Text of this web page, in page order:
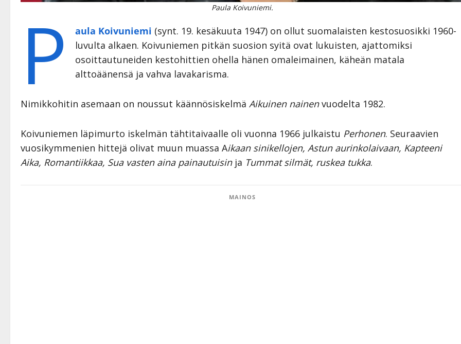
Paula Koivuniemi.
P aula Koivuniemi (synt. 19. kesäkuuta 1947) on ollut suomalaisten kestosuosikki 1960-
luvulta alkaen. Koivuniemen pitkän suosion syitä ovat lukuisten, ajattomiksi
osoittautuneiden kestohittien ohella hänen omaleimainen, käheän matala
alttoäänensä ja vahva lavakarisma.
Nimikkohitin asemaan on noussut käännösiskelmä Aikuinen nainenvuodelta 1982.
Koivuniemen läpimurto iskelmän tähtitaivaalle oli vuonna 1966 julkaistu Perhonen. Seuraavien
vuosikymmenien hittejä olivat muun muassa Aikaan sinikellojen, Astun aurinkolaivaan, Kapteeni
Aika, Romantiikkaa, Sua vasten aina painautuisin ja Tummat silmät, ruskea tukka.
MAINOS